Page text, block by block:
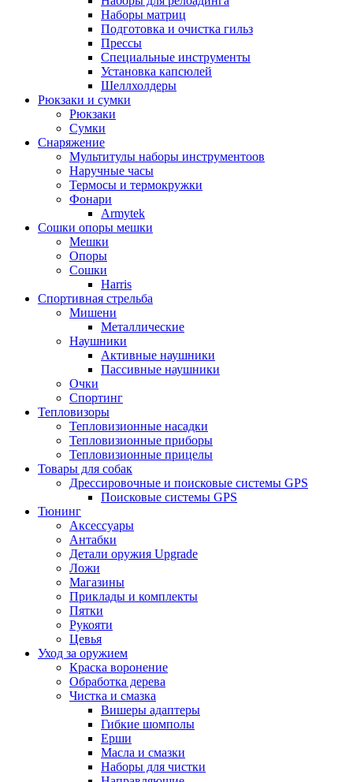
Наборы матриц
Подготовка и очистка гильз
Прессы
Специальные инструменты
Установка капсюлей
Шеллхолдеры
Рюкзаки и сумки
Рюкзаки
Сумки
Снаряжение
Мультитулы наборы инструментоов
Наручные часы
Термосы и термокружки
Фонари
Armytek
Сошки опоры мешки
Мешки
Опоры
Сошки
Harris
Спортивная стрельба
Мишени
Металлические
Наушники
Активные наушники
Пассивные наушники
Очки
Спортинг
Тепловизоры
Тепловизионные насадки
Тепловизионные приборы
Тепловизионные прицелы
Товары для собак
Дрессировочные и поисковые системы GPS
Поисковые системы GPS
Тюнинг
Аксессуары
Антабки
Детали оружия Upgrade
Ложи
Магазины
Приклады и комплекты
Пятки
Рукояти
Цевья
Уход за оружием
Краска воронение
Обработка дерева
Чистка и смазка
Вишеры адаптеры
Гибкие шомполы
Ерши
Масла и смазки
Наборы для чистки